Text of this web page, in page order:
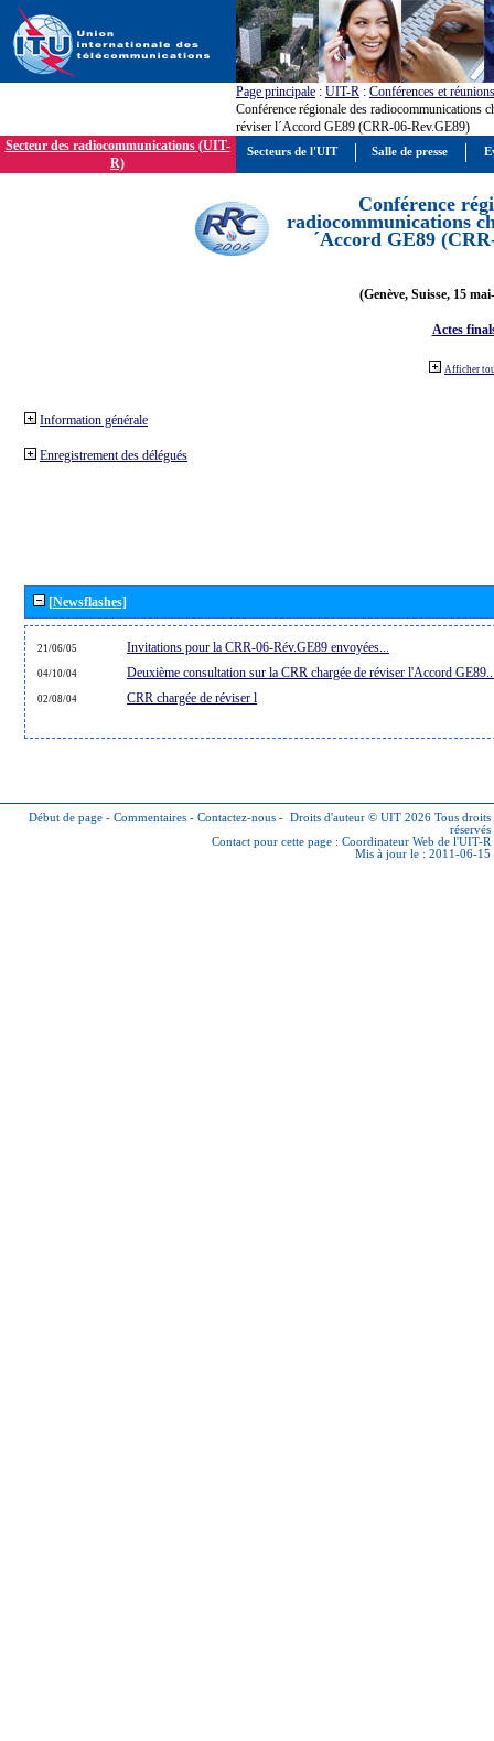
Page principale : UIT-R : Conférences et réunions
Conférence régionale des radiocommunications
réviser l´Accord GE89 (CRR-06-Rev.GE89)
Secteur des radiocommunications (UIT-
R)
Conférence
radiocommunications
´Accord GE89
(Genève, Suisse, 15
Actes
Afficher
Information générale
Enregistrement des délégués
[Newsflashes]
21/06/05 Invitations pour la CRR-06-Rév.GE89 envoyées...
04/10/04 Deuxième consultation sur la CRR chargée de réviser l'Accord
02/08/04 CRR chargée de réviser l
Début de page - Commentaires - Contactez-nous - Droits d'auteur © UIT 2026 Tous droits
réservés
Contact pour cette page : Coordinateur Web de l'UIT-R
Mis à jour le : 2011-06-15
Secteurs de l'UIT Salle de presse